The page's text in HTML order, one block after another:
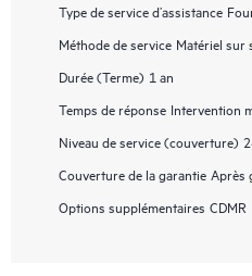
Type de service d’assistance
Méthode de service Matériel sur
Durée (Terme) 1 an
Temps de réponse Intervention
Niveau de service (couverture)
Couverture de la garantie Après
Options supplémentaires CDMR